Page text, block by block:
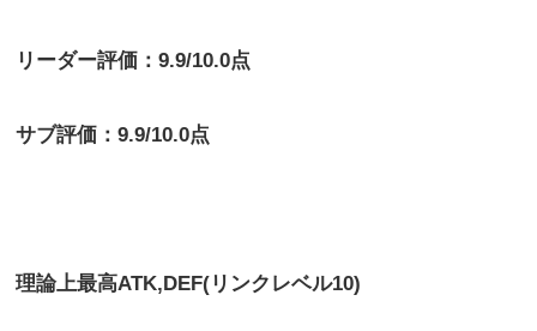
リーダー評価：9.9/10.0点
サブ評価：9.9/10.0点
理論上最高ATK,DEF(リンクレベル10)